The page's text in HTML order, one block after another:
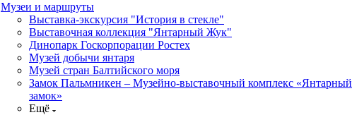
Музеи и маршруты
Выставка-экскурсия "История в стекле"
Выставочная коллекция "Янтарный Жук"
Динопарк Госкорпорации Ростех
Музей добычи янтаря
Музей стран Балтийского моря
Замок Пальмникен – Музейно-выставочный комплекс «Янтарный
замок»
Ещё